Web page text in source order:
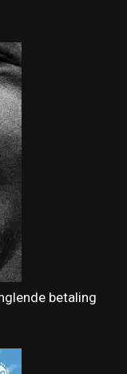
betaling